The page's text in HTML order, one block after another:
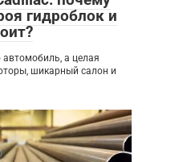
гидроблок и
автомобиль, а целая
шикарный салон и